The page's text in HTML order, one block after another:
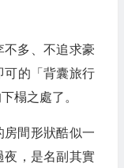
不多、不追求豪
可的「背囊旅行
榻之處了。
房間形狀酷似一
夜，是名副其實